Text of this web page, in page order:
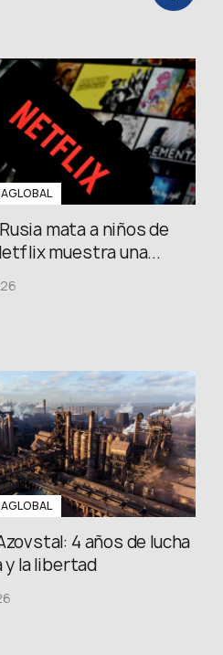
mata a niños de
muestra una...
4 años de lucha
y la libertad